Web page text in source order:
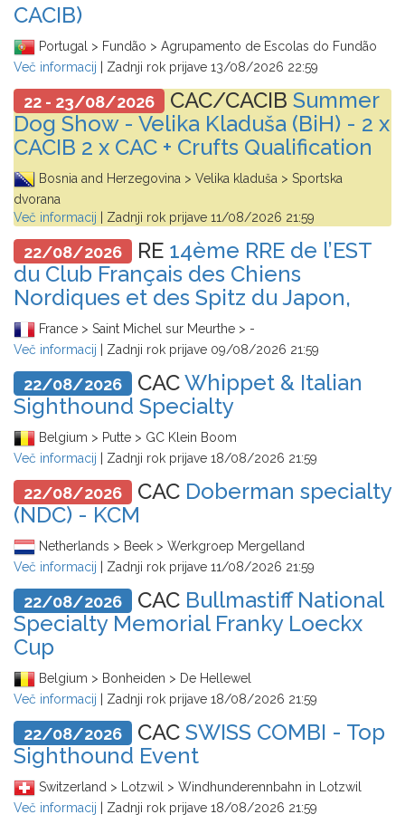
CACIB)
Portugal > Fundão > Agrupamento de Escolas do Fundão
Več informacij
| Zadnji rok prijave 13/08/2026 22:59
22 - 23/08/2026 CAC/CACIB Summer
Dog Show - Velika Kladuša (BiH) - 2 x
CACIB 2 x CAC + Crufts Qualification
Bosnia and Herzegovina > Velika kladuša > Sportska
dvorana
Več informacij
| Zadnji rok prijave 11/08/2026 21:59
22/08/2026 RE 14ème RRE de l’EST
du Club Français des Chiens
Nordiques et des Spitz du Japon,
France > Saint Michel sur Meurthe > -
Več informacij
| Zadnji rok prijave 09/08/2026 21:59
22/08/2026 CACWhippet & Italian
Sighthound Specialty
Belgium > Putte > GC Klein Boom
Več informacij
| Zadnji rok prijave 18/08/2026 21:59
22/08/2026 CAC Doberman specialty
(NDC) - KCM
Netherlands > Beek > Werkgroep Mergelland
Več informacij
| Zadnji rok prijave 11/08/2026 21:59
22/08/2026 CAC Bullmastiff National
Specialty Memorial Franky Loeckx
Cup
Belgium > Bonheiden > De Hellewel
Več informacij
| Zadnji rok prijave 18/08/2026 21:59
22/08/2026 CAC SWISS COMBI - Top
Sighthound Event
Switzerland > Lotzwil > Windhunderennbahn in Lotzwil
Več informacij
| Zadnji rok prijave 18/08/2026 21:59